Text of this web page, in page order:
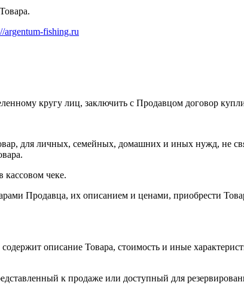
argentum-fishing.ru
кругу лиц, заключить с Продавцом договор
для личных, семейных, домашних и иных нужд, не
кассовом чеке.
Продавца, их описанием и ценами, приобрести
описание Товара, стоимость и иные
к продаже или доступный для